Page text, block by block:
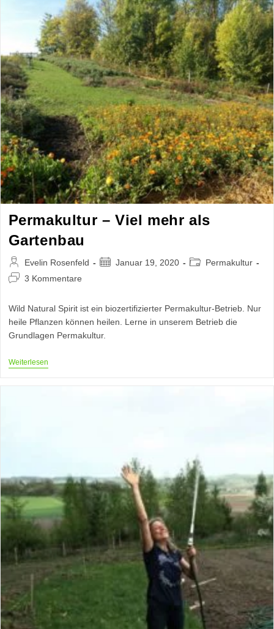
Wie
Naturkräfte
Am
Besten
Fließen
Permakultur – Viel mehr als
Gartenbau
Beitrags-
Autor:
Evelin Rosenfeld
BeitragJanuar 19, 2020
Beitrags-Permakultur
Beitrags-3 Kommentare
Wild Natural Spirit ist ein biozertifizierter Permakultur-Betrieb. Nur
heile Pflanzen können heilen. Lerne in unserem Betrieb die
Grundlagen Permakultur.
WeiterlesenPermakultur